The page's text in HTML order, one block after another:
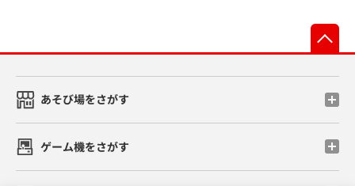
あそび場をさがす
ゲーム機をさがす